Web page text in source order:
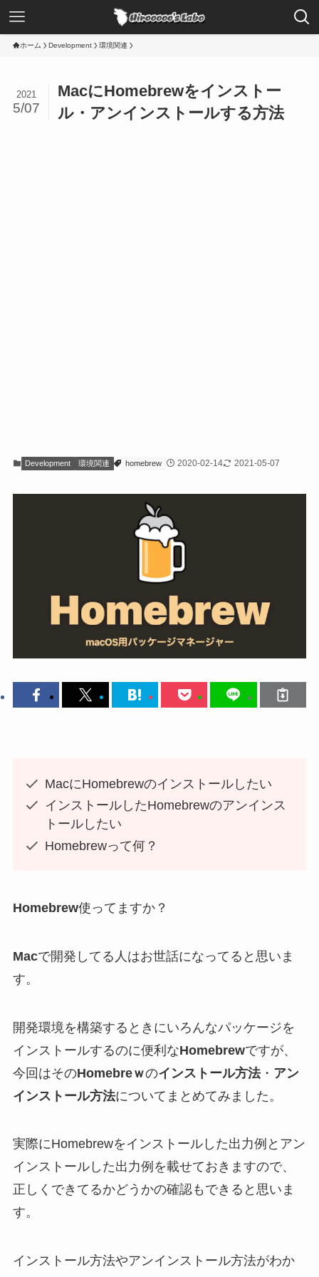
ホーム Development 環境関連
MacにHomebrewをインストー
ル・アンインストールする方法
2021
5/07
Development 環境関連 homebrew 2020-02-14 2021-05-07
MacにHomebrewのインストールしたい
インストールしたHomebrewのアンインス
トールしたい
Homebrewって何？
Homebrew使ってますか？
Macで開発してる人はお世話になってると思いま
す。
開発環境を構築するときにいろんなパッケージを
インストールするのに便利なHomebrewですが、
今回はそのHomebreｗのインストール方法・ アン
インストール方法についてまとめてみました。
実際にHomebrewをインストールした出力例とアン
インストールした出力例を載せておきますので、
正しくできてるかどうかの確認もできると思いま
す。
インストール方法やアンインストール方法がわか